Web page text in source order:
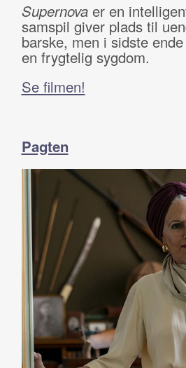
Supernovaer en
samspil giver plads til
barske, men i sidste
en frygtelig sygdom.
Se filmen!
Pagten